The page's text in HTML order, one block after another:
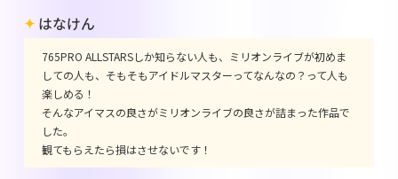
はなけん
765PRO ALLSTARSしか知らない人も、ミリオンライブが初めま
しての人も、そもそもアイドルマスターってなんなの？って人も
楽しめる！
そんなアイマスの良さがミリオンライブの良さが詰まった作品で
した。
観てもらえたら損はさせないです！